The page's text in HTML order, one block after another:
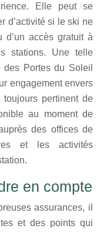
Elle peut se
d’activité si le ski ne
d’un accès gratuit à
stations. Une telle
Portes du Soleil
engagement envers
pertinent de
au moment de
des offices de
et les activités
en compte
assurances, il
et des points qui